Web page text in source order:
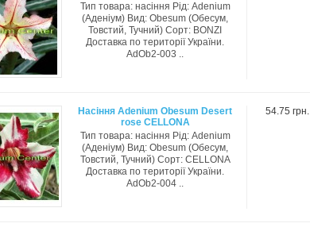
Тип товара: насіння Рід: Adenium
(Аденіум) Вид: Obesum (Обесум,
Товстий, Тучний) Сорт: BONZI
Доставка по території України.
AdOb2-003 ..
54.75 грн.
Насіння Adenium Obesum Desert
rose CELLONA
Тип товара: насіння Рід: Adenium
(Аденіум) Вид: Obesum (Обесум,
Товстий, Тучний) Сорт: CELLONA
Доставка по території України.
AdOb2-004 ..